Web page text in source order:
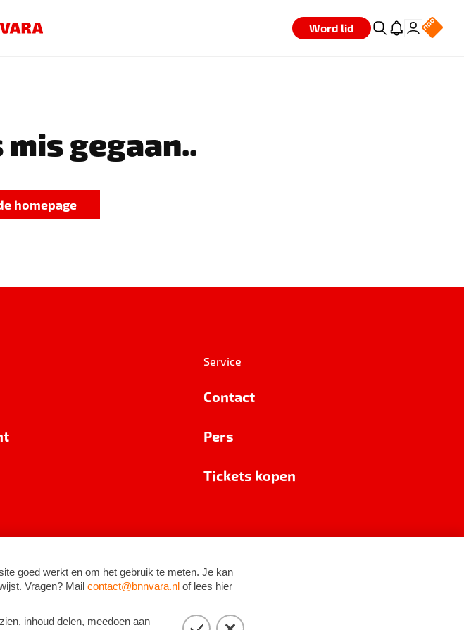
Word lid
gegaan..
homepage
Service
Contact
Pers
Tickets kopen